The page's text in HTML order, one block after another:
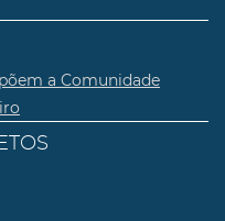
a Comunidade